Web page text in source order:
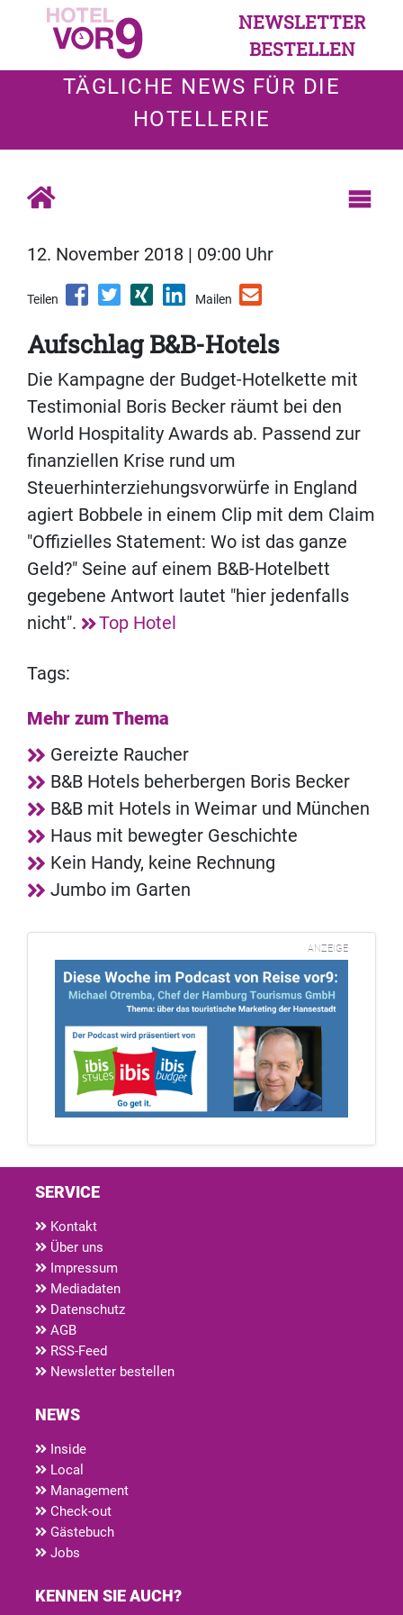
NEWSLETTER
BESTELLEN
TÄGLICHE NEWS FÜR DIE
HOTELLERIE
12. November 2018 | 09:00 Uhr
Teilen Mailen
Aufschlag B&B-Hotels
Die Kampagne der Budget-Hotelkette mit
Testimonial Boris Becker räumt bei den
World Hospitality Awards ab. Passend zur
finanziellen Krise rund um
Steuerhinterziehungsvorwürfe in England
agiert Bobbele in einem Clip mit dem Claim
"Offizielles Statement: Wo ist das ganze
Geld?" Seine auf einem B&B-Hotelbett
gegebene Antwort lautet "hier jedenfalls
nicht".
Top Hotel
Tags:
Mehr zum Thema
Gereizte Raucher
B&B Hotels beherbergen Boris Becker
B&B mit Hotels in Weimar und München
Haus mit bewegter Geschichte
Kein Handy, keine Rechnung
Jumbo im Garten
ANZEIGE
SERVICE
Kontakt
Über uns
Impressum
Mediadaten
Datenschutz
AGB
RSS-Feed
Newsletter bestellen
NEWS
Inside
Local
Management
Check-out
Gästebuch
Jobs
KENNEN SIE AUCH?